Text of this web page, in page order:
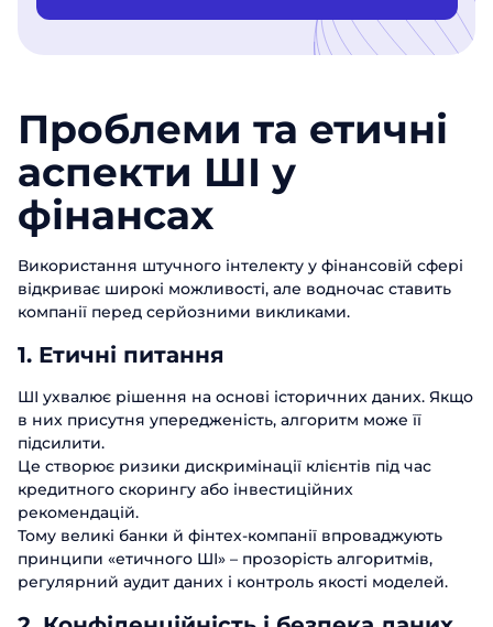
Проблеми та етичні
аспекти ШІ у
фінансах
Використання штучного інтелекту у фінансовій сфері
відкриває широкі можливості, але водночас ставить
компанії перед серйозними викликами.
1. Етичні питання
ШІ ухвалює рішення на основі історичних даних. Якщо
в них присутня упередженість, алгоритм може її
підсилити.
Це створює ризики дискримінації клієнтів під час
кредитного скорингу або інвестиційних
рекомендацій.
Тому великі банки й фінтех-компанії впроваджують
принципи «етичного ШІ» – прозорість алгоритмів,
регулярний аудит даних і контроль якості моделей.
презентацію
Заповніть форму, щоб дізнатися
Дякуємо за звернення.
Ми цінуємо, що ви зацікавились саме
нашими продуктами. Один з наших
співробітників зв'яжеться з вами
найближчим часом. Гарного дня!
Замовити дзвінок
Поспілкуйтесь з нашим експертом
Ім'я
Телефон
Дякуємо за звернення.
Ми цінуємо, що ви зацікавились саме
нашими продуктами. Один з наших
співробітників зв'яжеться з вами
найближчим часом. Гарного дня!
Дякуємо за звернення.
Ми цінуємо, що ви зацікавились саме
нашими продуктами. Один з наших
співробітників зв'яжеться з вами
найближчим часом. Гарного дня!